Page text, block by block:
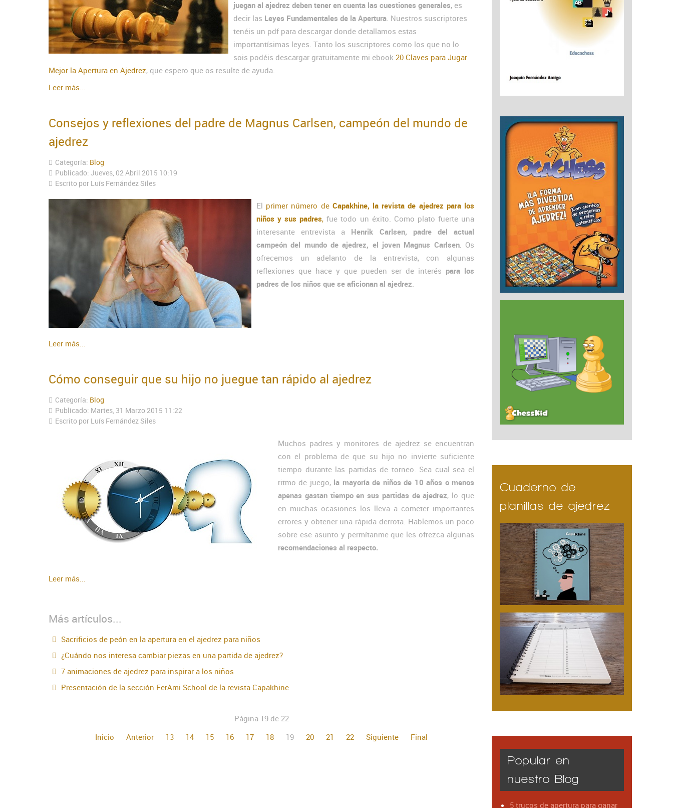
juegan al ajedrez deben tener en cuenta las cuestiones generales, es
decir las Leyes Fundamentales de la Apertura. Nuestros suscriptores
tenéis un pdf para descargar donde detallamos estas
importantísimas leyes. Tanto los suscriptores como los que no lo
sois podéis descargar gratuitamente mi ebook 20 Claves para Jugar
Mejor la Apertura en Ajedrez, que espero que os resulte de ayuda.
Leer más...
Consejos y reflexiones del padre de Magnus Carlsen, campeón del mundo de
ajedrez
Categoría: Blog
Publicado: Jueves, 02 Abril 2015 10:19
Escrito por Luís Fernández Siles
El primer número de Capakhine, la revista de ajedrez para los
niños y sus padres,fue todo un éxito. Como plato fuerte una
interesante entrevista a Henrik Carlsen, padre del actual
campeón del mundo de ajedrez, el joven Magnus Carlsen. Os
ofrecemos un adelanto de la entrevista, con algunas
reflexiones que hace y que pueden ser de interés para los
padres de los niños que se aficionan al ajedrez.
Leer más...
Cómo conseguir que su hijo no juegue tan rápido al ajedrez
Categoría: Blog
Publicado: Martes, 31 Marzo 2015 11:22
Escrito por Luís Fernández Siles
Muchos padres y monitores de ajedrez se encuentran
con el problema de que su hijo no invierte suficiente
tiempo durante las partidas de torneo. Sea cual sea el
ritmo de juego,la mayoría de niños de 10 años o menos
apenas gastan tiempo en sus partidas de ajedrez, lo que
en muchas ocasiones los lleva a cometer importantes
errores y obtener una rápida derrota. Hablemos un poco
sobre ese asunto y permítanme que les ofrezca algunas
recomendaciones al respecto.
Leer más...
Más artículos...
Sacrificios de peón en la apertura en el ajedrez para niños
¿Cuándo nos interesa cambiar piezas en una partida de ajedrez?
7 animaciones de ajedrez para inspirar a los niños
Presentación de la sección FerAmi School de la revista Capakhine
Página 19 de 22
Inicio
Anterior 13 14 15 16 17 18 19 20 21 22 Siguiente Final
Cuaderno de
planillas de ajedrez
Popular en
nuestro Blog
5 trucos de apertura para ganar